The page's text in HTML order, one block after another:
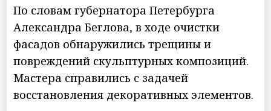
По словам губернатора Петербурга
Александра Беглова, в ходе очистки
фасадов обнаружились трещины и
повреждений скульптурных композиций.
Мастера справились с задачей
восстановления декоративных элементов.